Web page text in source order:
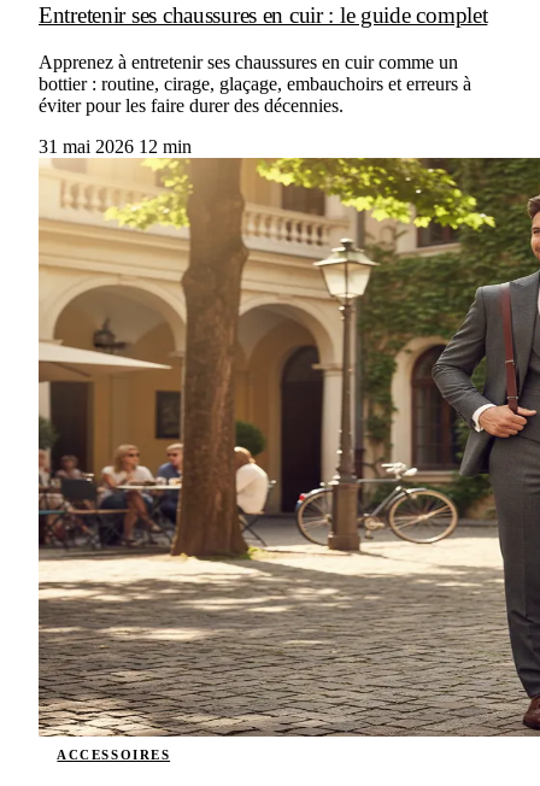
Entretenir ses chaussures en cuir : le guide complet
Apprenez à entretenir ses chaussures en cuir comme un
bottier : routine, cirage, glaçage, embauchoirs et erreurs à
éviter pour les faire durer des décennies.
31 mai 2026 12 min
ACCESSOIRES